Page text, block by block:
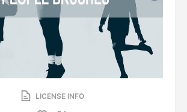
LICENSE INFO